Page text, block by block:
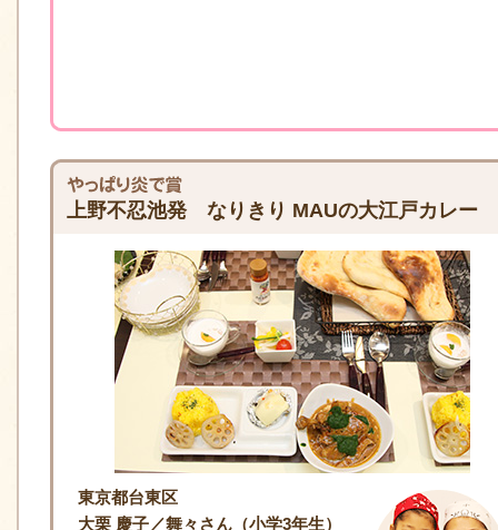
上野不忍池発 なりきり MAUの大江戸カレー
東京都台東区
大栗 慶子／舞々さん（小学3年生）